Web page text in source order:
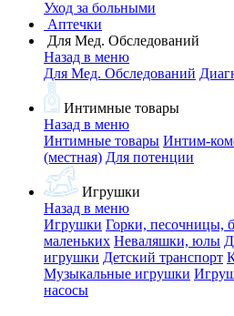
Уход за больными
Аптечки
Для Мед. Обследований
Назад в меню
Для Мед. Обследований
Интимные товары
Назад в меню
Интимные товары Интим-
(местная) Для потенции
Игрушки
Назад в меню
Игрушки Горки, песочницы,
маленьких Неваляшки, юлы
игрушки Детский транспорт
Музыкальные игрушки
насосы